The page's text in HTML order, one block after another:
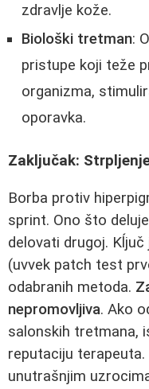
zdravlje kože.
Biološki tretman:
pristupe koji teže
organizma,
oporavka.
Zaključak:
Borba protiv
sprint. Ono što
delovati drugoj.
(uvvek patch test
odabranih metoda.
nepromovljiva. Ako
salonskih tretmana,
reputaciju
unutrašnjim